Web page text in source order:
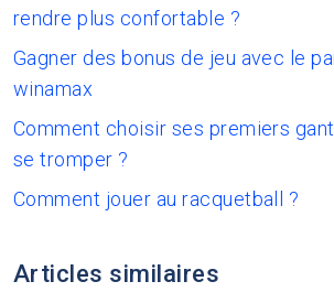
rendre plus confortable ?
Gagner des bonus de jeu avec le
winamax
Comment choisir ses premiers
se tromper ?
Comment jouer au racquetball ?
Articles similaires